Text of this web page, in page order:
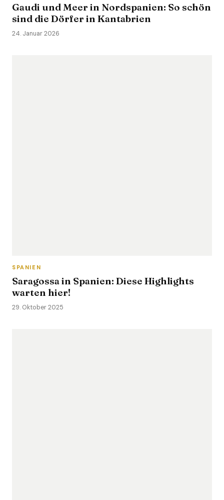
Gaudi und Meer in Nordspanien: So schön
sind die Dörfer in Kantabrien
24. Januar 2026
SPANIEN
Saragossa in Spanien: Diese Highlights
warten hier!
29. Oktober 2025